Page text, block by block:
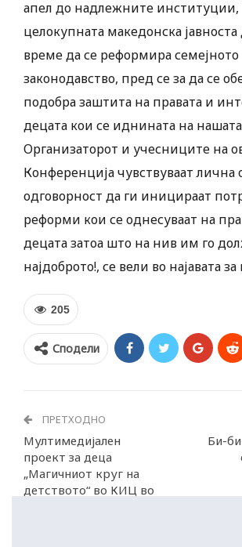
апел до надлежните институции,
целокупната македонска јавноста
време да се реформира семејното
законодавство, пред се за да се
подобра заштита на правата и
децата кои се иднината на
Организаторот и учесниците на
Конференција чувствуваат лична
одговорност да ги иницираат
реформи кои се однесуваат на
децата затоа што на нив им го
најдоброто!, се вели во најавата за
205
Сподели
ПРЕТХОДНО
Мултимедијален
проект за деца
„Магичниот круг на
детството“ во КИЦ во
Би-